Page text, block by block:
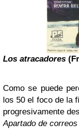
Los atracadores
Como se puede
los 50 el foco de la
progresivamente
Apartado de correos